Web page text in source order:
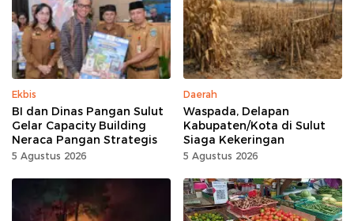
Ekbis
BI dan Dinas Pangan Sulut
Gelar Capacity Building
Neraca Pangan Strategis
5 Agustus 2026
Daerah
Waspada, Delapan
Kabupaten/Kota di Sulut
Siaga Kekeringan
5 Agustus 2026